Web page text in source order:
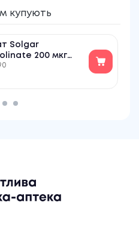
купують
Solgar
200 мкг